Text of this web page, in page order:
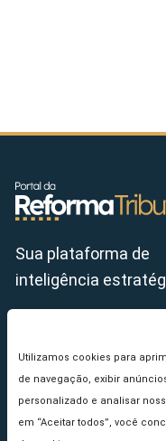
Utilizamos cookies para
de navegação, exibir
personalizado e analisar
em “Aceitar todos”, você
Sua plataforma de
inteligência